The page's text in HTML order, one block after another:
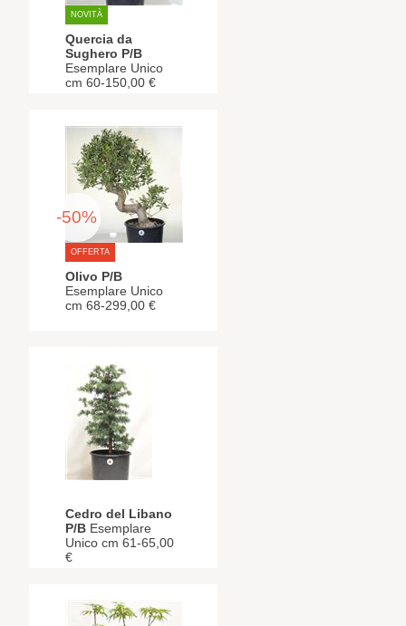
NOVITÀ
Quercia da
Sughero P/B
Esemplare Unico
cm 60-150,00 €
OFFERTA
-50%
Olivo P/B
Esemplare Unico
cm 68-299,00 €
Cedro del Libano
P/B Esemplare
Unico cm 61-65,00
€